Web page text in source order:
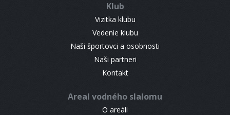
Klub
Vizitka klubu
Vedenie klubu
Naši športovci a osobnosti
Naši partneri
Kontakt
Areal vodného slalomu
O areáli
CONTACT